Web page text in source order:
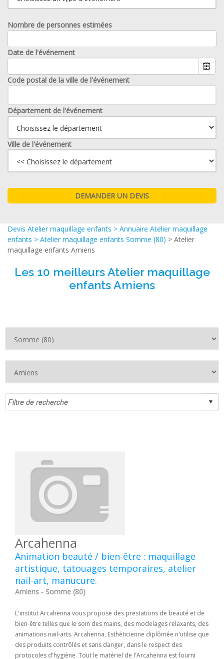
Nombre de personnes estimées
Date de l'événement
Code postal de la ville de l'événement
Département de l'événement
Ville de l'événement
Devis Atelier maquillage enfants > Annuaire Atelier maquillage
enfants > Atelier maquillage enfants Somme (80) > Atelier
maquillage enfants Amiens
Les 10 meilleurs Atelier maquillage
enfants Amiens
Arcahenna
Animation beauté / bien-être : maquillage
artistique, tatouages temporaires, atelier
nail-art, manucure.
Amiens - Somme (80)
L'institut Arcahenna vous propose des prestations de beauté et de
bien-être telles que le soin des mains, des modelages relaxants, des
animations nail-arts. Arcahenna, Esthéticienne diplômée n'utilise que
des produits contrôlés et sans danger, dans le respect des
protocoles d'hygiène. Tout le matériel de l'Arcahenna est fourni